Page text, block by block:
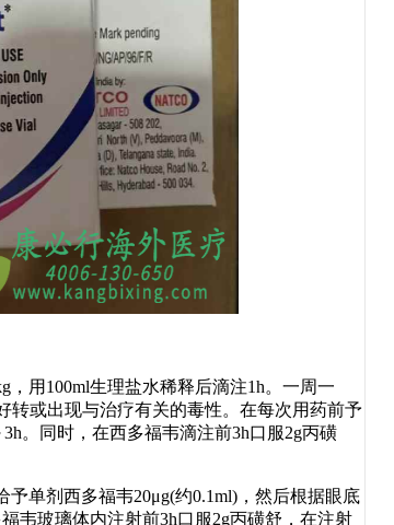
用100ml生理盐水稀释后滴注1h。一周一
转或出现与治疗有关的毒性。在每次用药前予
。同时，在西多福韦滴注前3h口服2g丙磺
单剂西多福韦20μg(约0.1ml)，然后根据眼底
韦玻璃体内注射前3h口服2g丙磺舒，在注射